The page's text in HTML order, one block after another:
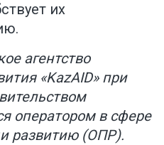
их
агентство
«KazAID» при
оператором в сфере
развитию (ОПР).